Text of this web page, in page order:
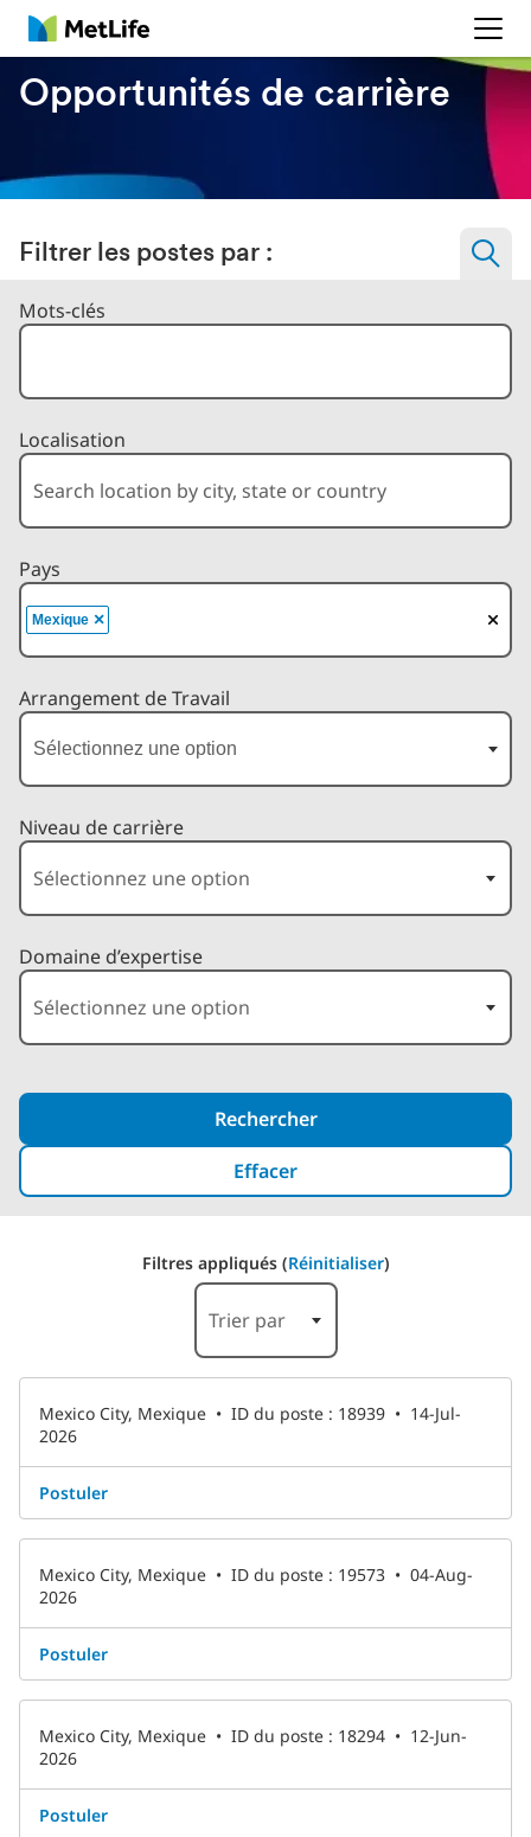
MetLife
Opportunités de carrière
Filtrer les postes par :
Filtrer les postes par
Mots-clés
Localisation
Pays
×
Mexique
Arrangement de Travail
Niveau de carrière
Domaine d’expertise
Rechercher
Effacer
1-6 sur 22 Results
Filtres appliqués (Réinitialiser)
Trier par
Mexico City, Mexique • ID du poste : 18939 • 14-Jul-
2026
Postuler
Mexico City, Mexique • ID du poste : 19573 • 04-Aug-
2026
Postuler
Mexico City, Mexique • ID du poste : 18294 • 12-Jun-
2026
Postuler